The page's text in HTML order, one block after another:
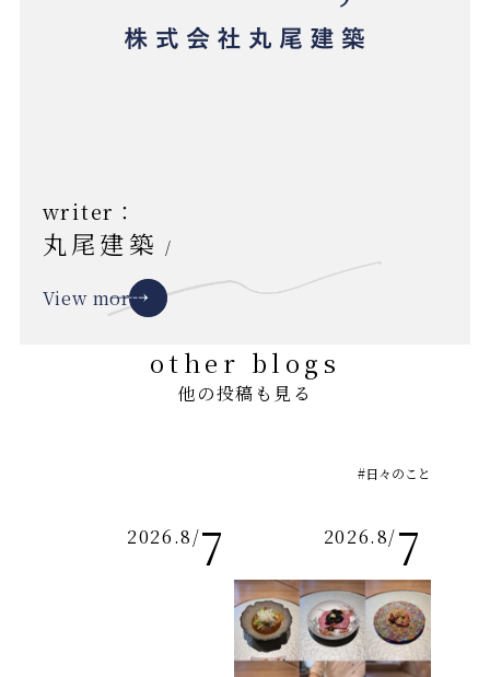
writer：
丸尾建築 /
View more
other blogs
他の投稿も見る
2026.8/7 2026.8/7
#日々のこと